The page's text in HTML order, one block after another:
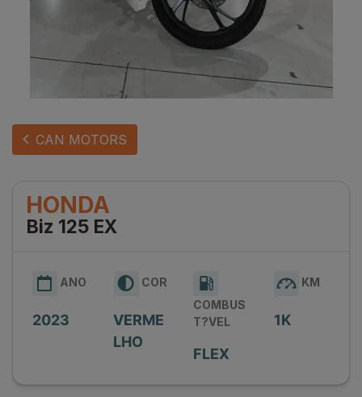
CAN MOTORS
HONDA
Biz 125 EX
ANO
2023
COR
VERME
LHO
COMBUS
T?VEL
FLEX
KM
1K